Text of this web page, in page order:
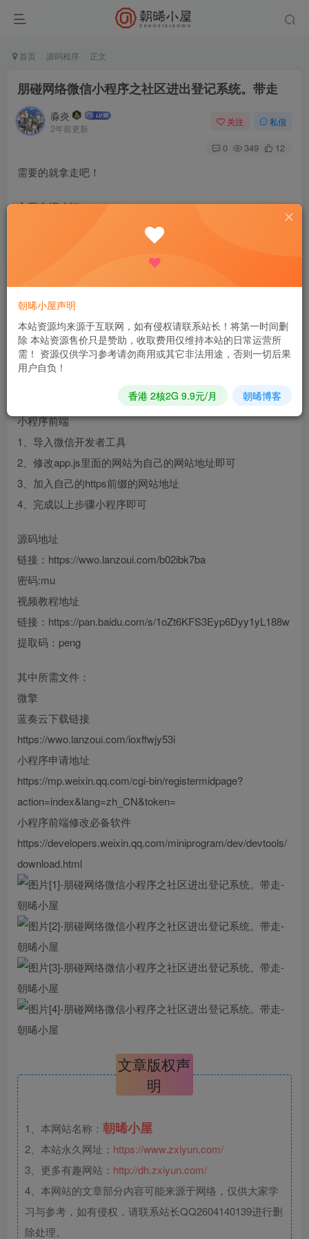
首页 源码程序 正文
朋碰网络微信小程序之社区进出登记系统。带走
淼炎
2年前更新
关注 私信
0 349 12
需要的就拿走吧！
主要介绍功能
1、上传后端源码至你的宝塔
2、在宝塔解压源码
3、你的域名/install 进行安装
4、你的域名/admin就是你的后台（在后台设置你的小程序ID
小程序前端
1、导入微信开发者工具
2、修改app.js里面的网站为自己的网站地址即可
3、加入自己的https前缀的网站地址
4、完成以上步骤小程序即可
源码地址
链接：https://wwo.lanzoui.com/b02ibk7ba
密码:mu
视频教程地址
链接：https://pan.baidu.com/s/1oZt6KFS3Eyp6Dyy1yL188w
提取码：peng
其中所需文件：
微擎
蓝奏云下载链接
https://wwo.lanzoui.com/ioxffwjy53i
小程序申请地址
https://mp.weixin.qq.com/cgi-bin/registermidpage?
action=index&lang=zh_CN&token=
小程序前端修改必备软件
https://developers.weixin.qq.com/miniprogram/dev/devtools/
download.html
文章版权声
明
1、本网站名称： 朝晞小屋
2、本站永久网址： https://www.zxiyun.com/
3、更多有趣网站： http://dh.zxiyun.com/
4、本网站的文章部分内容可能来源于网络，仅供大家学
习与参考，如有侵权，请联系站长QQ2604140139进行删
除处理。
朝晞小屋声明
本站资源均来源于互联网，如有侵权请联系站长！将第一时间删
除 本站资源售价只是赞助，收取费用仅维持本站的日常运营所
需！ 资源仅供学习参考请勿商用或其它非法用途，否则一切后果
用户自负！
香港 2核2G 9.9元/月 朝晞博客